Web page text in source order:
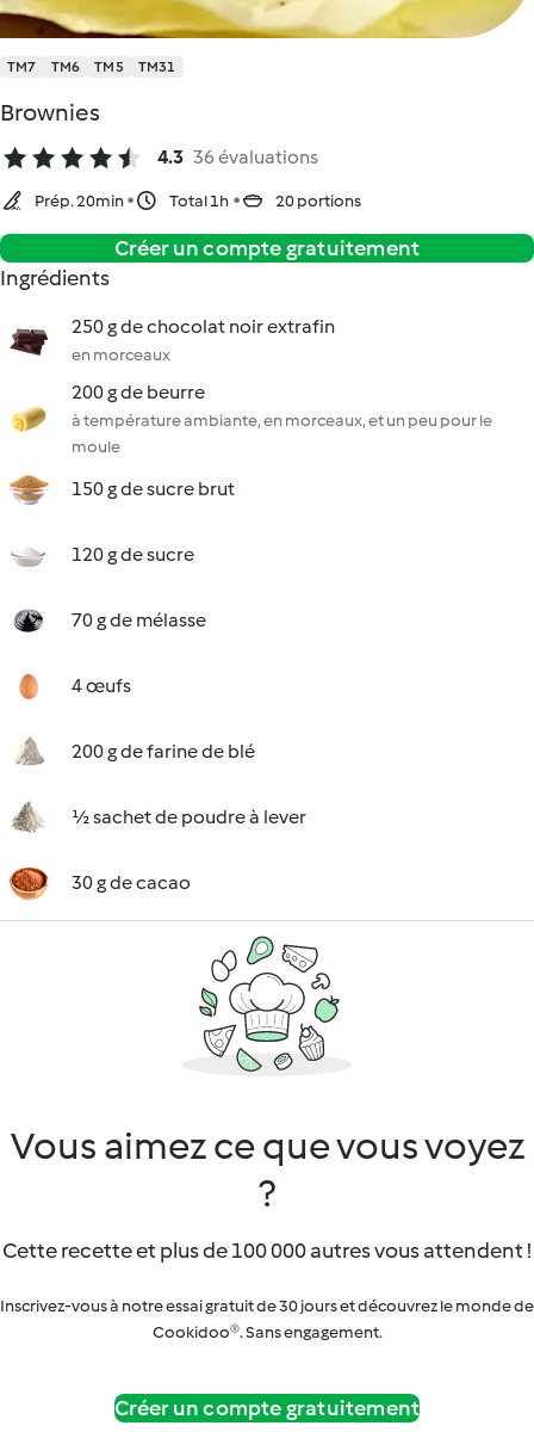
TM7 TM6 TM5 TM31
Brownies
4.3 36 évaluations
Prép. 20min Total 1h 20 portions
Créer un compte gratuitement
Ingrédients
250 g de chocolat noir extrafin
en morceaux
200 g de beurre
à température ambiante, en morceaux, et un peu pour le
moule
150 g de sucre brut
120 g de sucre
70 g de mélasse
4 œufs
200 g de farine de blé
½ sachet de poudre à lever
30 g de cacao
Vous aimez ce que vous voyez
?
Cette recette et plus de 100 000 autres vous attendent !
Inscrivez-vous à notre essai gratuit de 30 jours et découvrez le monde de
Cookidoo®. Sans engagement.
Créer un compte gratuitement